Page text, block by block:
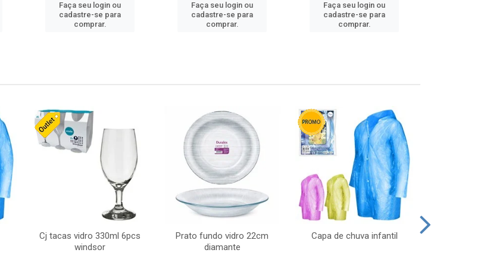
Faça seu login ou
cadastre-se para
comprar.
Faça seu login ou
cadastre-se para
comprar.
Faça seu login ou
cadastre-se para
comprar.
Cj tacas vidro 330ml 6pcs
windsor
Prato fundo vidro 22cm
diamante
Capa de chuva infantil